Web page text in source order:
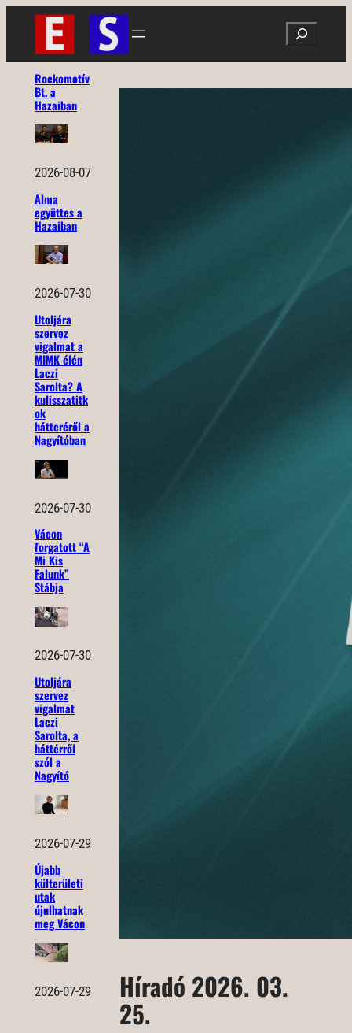
Ugrás
tartalomhoz
Search
Rockomotív
Bt. a
Hazaiban
2026-08-07
Alma
együttes a
Hazaiban
2026-07-30
Utoljára
szervez
vigalmat a
MIMK élén
Laczi
Sarolta? A
kulisszatitk
ok
hátteréről a
Nagyítóban
2026-07-30
Vácon
forgatott “A
Mi Kis
Falunk”
Stábja
2026-07-30
Utoljára
szervez
vigalmat
Laczi
Sarolta, a
háttérről
szól a
Nagyító
2026-07-29
Újabb
külterületi
utak
újulhatnak
meg Vácon
2026-07-29 Híradó 2026. 03.
25.